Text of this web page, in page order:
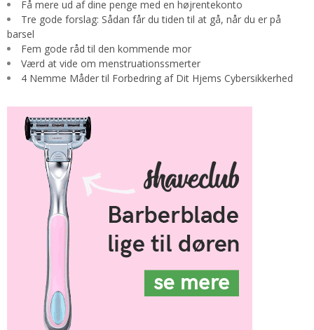
Få mere ud af dine penge med en højrentekonto
Tre gode forslag: Sådan får du tiden til at gå, når du er på
barsel
Fem gode råd til den kommende mor
Værd at vide om menstruationssmerter
4 Nemme Måder til Forbedring af Dit Hjems Cybersikkerhed